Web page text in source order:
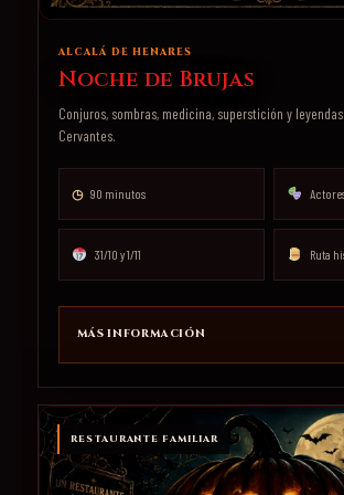
ALCALÁ DE HENARES
Noche de Brujas
Conjuros, sombras, medicina, superstición y
Cervantes.
◷ 90 minutos
31/10 y 1/11 Ruta
MÁS INFORMACIÓN
RESTAURANTE FAMILIAR